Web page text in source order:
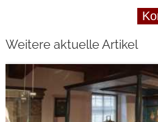
Weitere aktuelle Artikel
weiterlesen